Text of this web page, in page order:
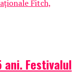
Fitch,
ani. Festivalul